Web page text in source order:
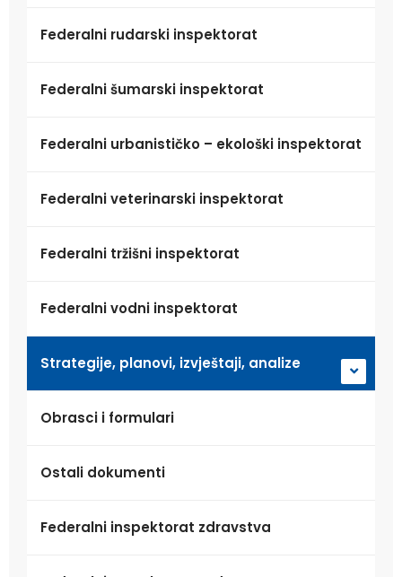
Federalni rudarski inspektorat
Federalni šumarski inspektorat
Federalni urbanističko – ekološki inspektorat
Federalni veterinarski inspektorat
Federalni tržišni inspektorat
Federalni vodni inspektorat
Strategije, planovi, izvještaji, analize
Obrasci i formulari
Ostali dokumenti
Federalni inspektorat zdravstva